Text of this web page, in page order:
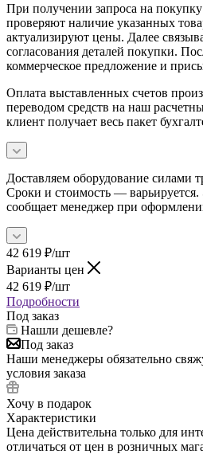
При получении запроса на
проверяют наличие указанных
актуализируют цены. Далее
согласования деталей покупки.
коммерческое предложение и
Оплата выставленных счетов
переводом средств на наш
клиент получает весь пакет
Доставляем оборудование силами
Сроки и стоимость —
сообщает менеджер при
42 619 ₽/шт
Варианты цен
42 619 ₽/шт
Подробности
Под заказ
Нашли дешевле?
Под заказ
Наши менеджеры обязательно
условия заказа
Хочу в подарок
Характеристики
Цена действительна только для
отличаться от цен в розничных